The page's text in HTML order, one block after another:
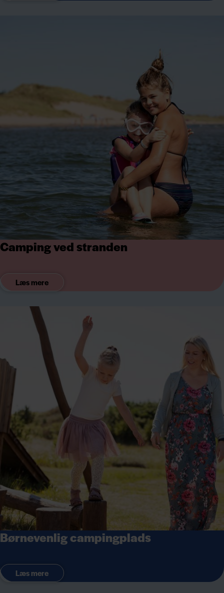
Camping ved stranden
Læs mere
Børnevenlig campingplads
Læs mere